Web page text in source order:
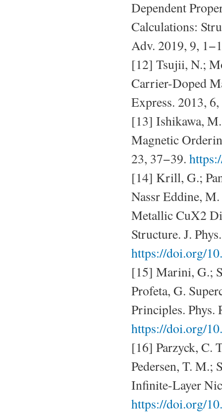
Dependent
Calculations:
Adv. 2019, 9,
[12] Tsujii, N.;
Carrier-Doped
Express. 2013,
[13] Ishikawa,
Magnetic
23, 37−39.
[14] Krill, G.;
Nassr Eddine,
Metallic CuX2
Structure. J.
https://doi.org/
[15] Marini, G.;
Profeta, G.
Principles. Phys.
https://doi.org/
[16] Parzyck, C.
Pedersen, T. M.;
Infinite-Layer
https://doi.org/